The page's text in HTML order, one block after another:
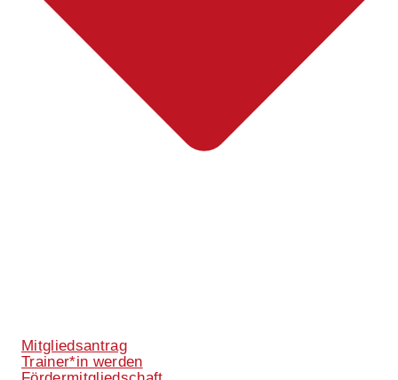
Mitgliedsantrag
Trainer*in werden